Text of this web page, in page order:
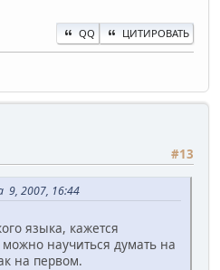
QQ ЦИТИРОВАТЬ
#13
2007, 16:44
языка, кажется
научиться думать на
на первом.